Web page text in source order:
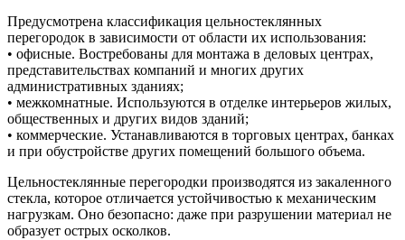
Предусмотрена классификация цельностеклянных
перегородок в зависимости от области их использования:
• офисные. Востребованы для монтажа в деловых центрах,
представительствах компаний и многих других
административных зданиях;
• межкомнатные. Используются в отделке интерьеров жилых,
общественных и других видов зданий;
• коммерческие. Устанавливаются в торговых центрах, банках
и при обустройстве других помещений большого объема.
Цельностеклянные перегородки производятся из закаленного
стекла, которое отличается устойчивостью к механическим
нагрузкам. Оно безопасно: даже при разрушении материал не
образует острых осколков.